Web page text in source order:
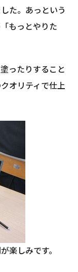
た。あっという
もっとやりた
ったりすること
オリティで仕上
楽しみです。